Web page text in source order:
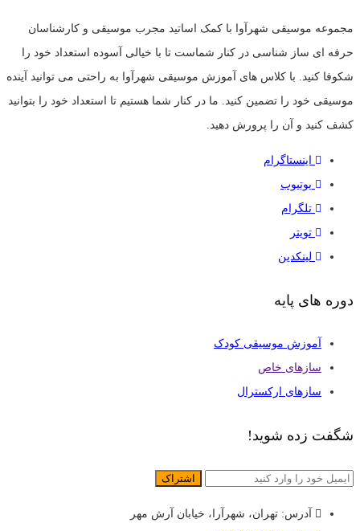
مجموعه موسیقی شهرآوا با کمک اساتید مجرب موسیقی و کارشناسان
حرفه ای ساز شناسی در کنار شماست تا با خیالی آسوده استعداد خود را
شکوفا کنید. با کلاس های آموزش موسیقی شهرآوا به راحتی می توانید آینده
موسیقی خود را تضمین کنید. ما در کنار شما هستیم تا استعداد خود را بتوانید
کشف کنید و آن را پرورش دهید.
اینستاگرام
یوتیوب
تلگرام
تویتر
لینکدین
دوره های پایه
آموزش موسیقی کودک
سازهای خاص
سازهای ارکسترال
شگفت زده شوید!
آدرس: تهران، شهرآرا، خیابان آرش مهر